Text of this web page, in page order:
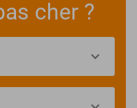
cher ?